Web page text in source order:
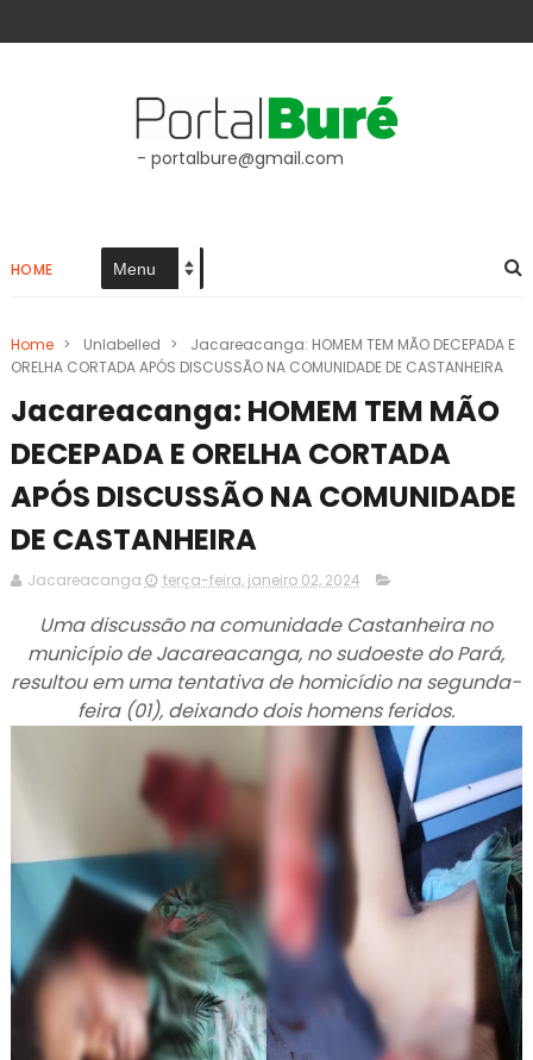
- portalbure@gmail.com
HOME
Home > Unlabelled >
Jacareacanga: HOMEM TEM MÃO DECEPADA E
ORELHA CORTADA APÓS DISCUSSÃO NA COMUNIDADE DE CASTANHEIRA
Jacareacanga: HOMEM TEM MÃO
DECEPADA E ORELHA CORTADA
APÓS DISCUSSÃO NA COMUNIDADE
DE CASTANHEIRA
Jacareacanga terça-feira, janeiro 02, 2024
Uma discussão na comunidade Castanheira no
município de Jacareacanga, no sudoeste do Pará,
resultou em uma tentativa de homicídio na segunda-
feira (01), deixando dois homens feridos.